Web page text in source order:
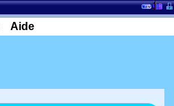
Aide